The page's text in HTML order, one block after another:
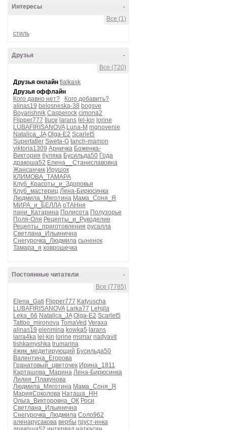
-
Интересы
Все (1)
стиль
-
Друзья
Все (720)
Друзья онлайн fialkask
Друзья оффлайн
Кого давно нет?
Кого добавить?
alinas19 belosneska-38 bogsve
Boyarishnik Casperock cimona2
Flipper777
Iluce larans lel-kin lorine
LUBAFIRISANOVA Luna-M mgnovenie
Natalica_JA Olga-E2 Scarlet5
Supertatler Sweta-G tanch-mamon
viktoria1309 Арничка Боженка-
Виктория буляка Бусильда50 Года
дракоша52 Елена__Станиславовна
Жансанчик Ирушок
КЛИМОВА_ТАМАРА
Клуб_Красоты_и_Здоровья
Клуб_мастериц Лена-Бирюсинка
Людмила_Мяготина Мама_Соня_Я
МИРА_и_БЕЛЛА оТАНня
пани_Катарина Полисота Полузорье
Поля-Оля Рецепты_и_Рукоделие
Рецепты_приготовления русалла
Светлана_Ильинична
Снегурочка_Людмила сыненок
Тамара_я ховрошечка
-
Постоянные читатели
Все (7785)
Elena_Gati Flipper777 Katyuscha
LUBAFIRISANOVA Larka77 Lehjjla
Leka_66 Natalica_JA Olga-E2 Scarlet5
Tattoo_mironova TomaVed Veraxa
alinas19 elenmina kowka5 larans
larra4ka lel-kin lorine msmar nadyavit
tishkamyshka trumarina
ёжик_медитирующий Бусильда50
Валентина_Егорова
Гранатовый_цветочек Ирина_1811
Карташова_Марина Лена-Бирюсинка
Лилия_Плакунова
Людмила_Мяготина Мама_Соня_Я
МарияСоколова Наташа_НН
Ольга_Викторовна_ОК Роси
Светлана_Ильинична
Снегурочка_Людмила Соло962
аленарусакова вербы груст-инка